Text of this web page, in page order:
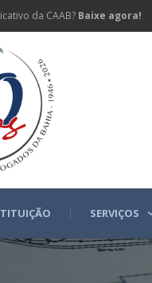
da CAAB? Baixe agora!
SERVIÇOS